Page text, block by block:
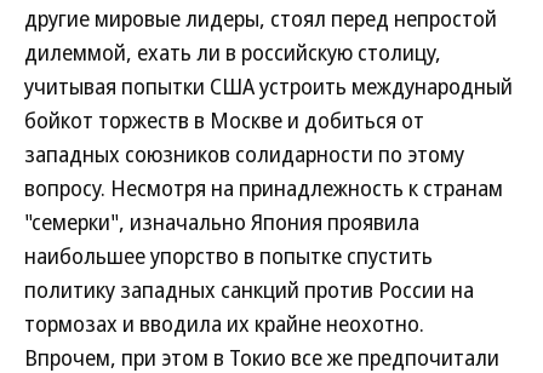
другие мировые лидеры, стоял перед непростой
дилеммой, ехать ли в российскую столицу,
учитывая попытки США устроить международный
бойкот торжеств в Москве и добиться от
западных союзников солидарности по этому
вопросу. Несмотря на принадлежность к странам
"семерки", изначально Япония проявила
наибольшее упорство в попытке спустить
политику западных санкций против России на
тормозах и вводила их крайне неохотно.
Впрочем, при этом в Токио все же предпочитали